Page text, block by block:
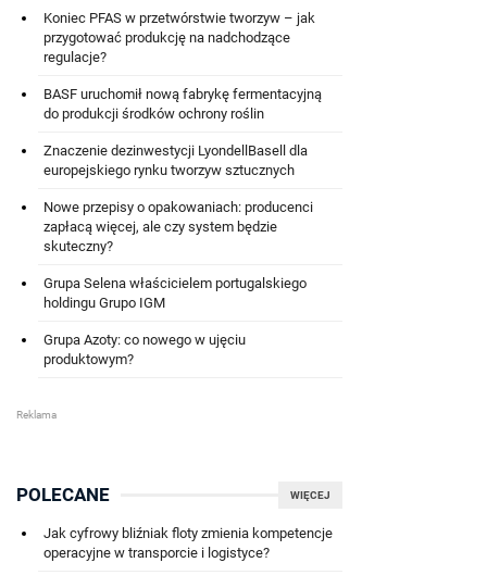
Koniec PFAS w przetwórstwie tworzyw – jak
przygotować produkcję na nadchodzące
regulacje?
BASF uruchomił nową fabrykę fermentacyjną
do produkcji środków ochrony roślin
Znaczenie dezinwestycji LyondellBasell dla
europejskiego rynku tworzyw sztucznych
Nowe przepisy o opakowaniach: producenci
zapłacą więcej, ale czy system będzie
skuteczny?
Grupa Selena właścicielem portugalskiego
holdingu Grupo IGM
Grupa Azoty: co nowego w ujęciu
produktowym?
WIĘCEJ
POLECANE
Jak cyfrowy bliźniak floty zmienia kompetencje
operacyjne w transporcie i logistyce?